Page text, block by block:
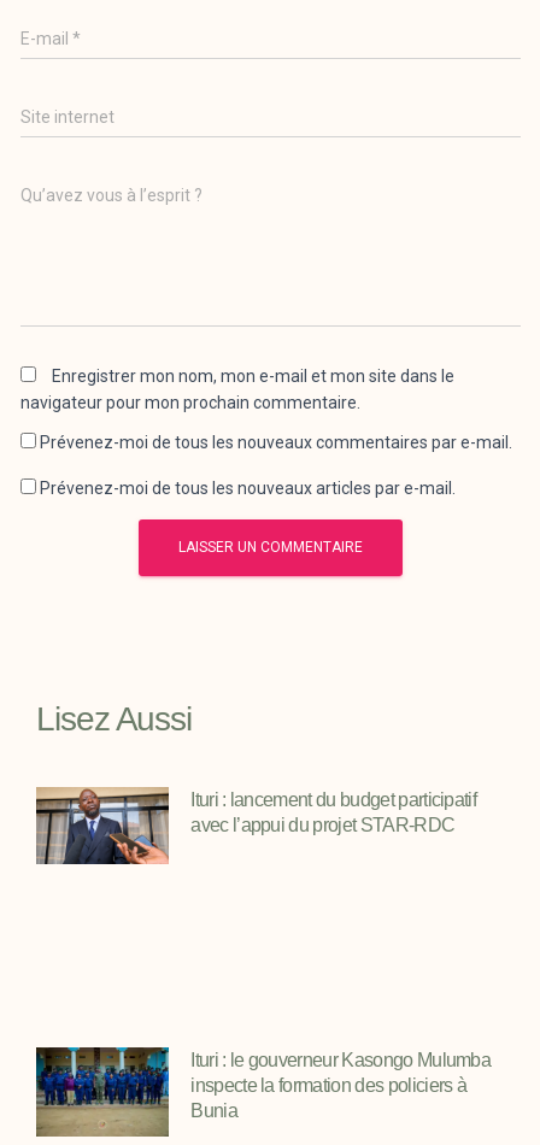
E-mail*
Site internet
Qu’avez vous à l’esprit ?
Enregistrer mon nom, mon e-mail et mon site dans le
navigateur pour mon prochain commentaire.
Prévenez-moi de tous les nouveaux commentaires par e-mail.
Prévenez-moi de tous les nouveaux articles par e-mail.
Lisez Aussi
Ituri : lancement du budget participatif
avec l’appui du projet STAR-RDC
Ituri : le gouverneur Kasongo Mulumba
inspecte la formation des policiers à
Bunia